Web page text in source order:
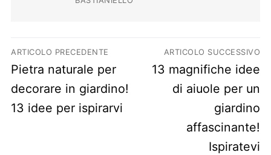
Navigazione articoli
ARTICOLO PRECEDENTE
Previous post:
Pietra naturale per
decorare in giardino!
13 idee per ispirarvi
ARTICOLO SUCCESSIVO
Next post:
13 magnifiche idee
di aiuole per un
giardino
affascinante!
Ispiratevi